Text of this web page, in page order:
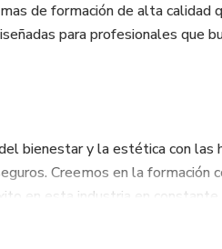
de formación de alta calidad
para profesionales que
bienestar y la estética con las
Creemos en la formación
en esta industria en constante